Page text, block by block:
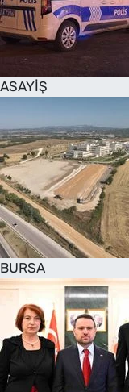
ASAYİŞ
BURSA
SAĞLIK
TV REHBERİ